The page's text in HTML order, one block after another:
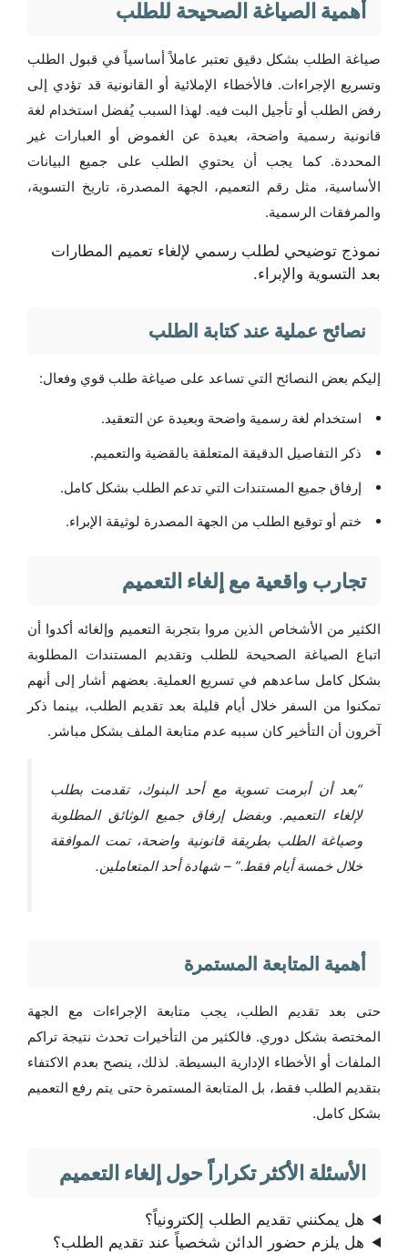
أهمية الصياغة الصحيحة للطلب
صياغة الطلب بشكل دقيق تعتبر عاملاً أساسياً في قبول الطلب
وتسريع الإجراءات. فالأخطاء الإملائية أو القانونية قد تؤدي إلى
رفض الطلب أو تأجيل البت فيه. لهذا السبب يُفضل استخدام لغة
قانونية رسمية واضحة، بعيدة عن الغموض أو العبارات غير
المحددة. كما يجب أن يحتوي الطلب على جميع البيانات
الأساسية، مثل رقم التعميم، الجهة المصدرة، تاريخ التسوية،
والمرفقات الرسمية.
نموذج توضيحي لطلب رسمي لإلغاء تعميم المطارات
بعد التسوية والإبراء.
نصائح عملية عند كتابة الطلب
إليكم بعض النصائح التي تساعد على صياغة طلب قوي وفعال:
استخدام لغة رسمية واضحة وبعيدة عن التعقيد.
ذكر التفاصيل الدقيقة المتعلقة بالقضية والتعميم.
إرفاق جميع المستندات التي تدعم الطلب بشكل كامل.
ختم أو توقيع الطلب من الجهة المصدرة لوثيقة الإبراء.
تجارب واقعية مع إلغاء التعميم
الكثير من الأشخاص الذين مروا بتجربة التعميم وإلغائه أكدوا أن
اتباع الصياغة الصحيحة للطلب وتقديم المستندات المطلوبة
بشكل كامل ساعدهم في تسريع العملية. بعضهم أشار إلى أنهم
تمكنوا من السفر خلال أيام قليلة بعد تقديم الطلب، بينما ذكر
آخرون أن التأخير كان سببه عدم متابعة الملف بشكل مباشر.
“بعد أن أبرمت تسوية مع أحد البنوك، تقدمت بطلب
لإلغاء التعميم. وبفضل إرفاق جميع الوثائق المطلوبة
وصياغة الطلب بطريقة قانونية واضحة، تمت الموافقة
خلال خمسة أيام فقط.” – شهادة أحد المتعاملين.
أهمية المتابعة المستمرة
حتى بعد تقديم الطلب، يجب متابعة الإجراءات مع الجهة
المختصة بشكل دوري. فالكثير من التأخيرات تحدث نتيجة تراكم
الملفات أو الأخطاء الإدارية البسيطة. لذلك، ينصح بعدم الاكتفاء
بتقديم الطلب فقط، بل المتابعة المستمرة حتى يتم رفع التعميم
بشكل كامل.
الأسئلة الأكثر تكراراً حول إلغاء التعميم
هل يمكنني تقديم الطلب إلكترونياً؟
هل يلزم حضور الدائن شخصياً عند تقديم الطلب؟